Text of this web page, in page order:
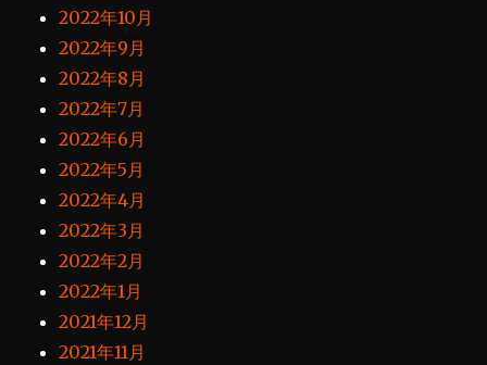
2022年10月
2022年9月
2022年8月
2022年7月
2022年6月
2022年5月
2022年4月
2022年3月
2022年2月
2022年1月
2021年12月
2021年11月